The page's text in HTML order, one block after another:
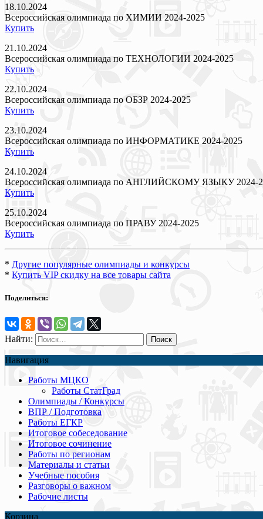
18.10.2024
Всероссийская олимпиада по ХИМИИ 2024-2025
Купить
21.10.2024
Всероссийская олимпиада по ТЕХНОЛОГИИ 2024-2025
Купить
22.10.2024
Всероссийская олимпиада по ОБЗР 2024-2025
Купить
23.10.2024
Всероссийская олимпиада по ИНФОРМАТИКЕ 2024-2025
Купить
24.10.2024
Всероссийская олимпиада по АНГЛИЙСКОМУ ЯЗЫКУ 2024-
Купить
25.10.2024
Всероссийская олимпиада по ПРАВУ 2024-2025
Купить
* Другие популярные олимпиады и конкурсы
* Купить VIP скидку на все товары сайта
Поделиться:
Найти:
Навигация
Работы МЦКО
Работы СтатГрад
Олимпиады / Конкурсы
ВПР / Подготовка
Работы ЕГКР
Итоговое собеседование
Итоговое сочинение
Работы по регионам
Материалы и статьи
Учебные пособия
Разговоры о важном
Рабочие листы
Корзина